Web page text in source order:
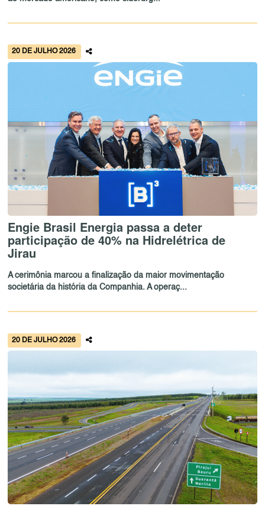
20 DE JULHO 2026
Engie Brasil Energia passa a deter
participação de 40% na Hidrelétrica de
Jirau
A cerimônia marcou a finalização da maior movimentação
societária da história da Companhia. A operaç...
20 DE JULHO 2026